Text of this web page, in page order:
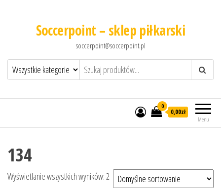
Soccerpoint – sklep piłkarski
soccerpoint@soccerpoint.pl
Menu
0
0,00zł
134
Wyświetlanie wszystkich wyników: 2